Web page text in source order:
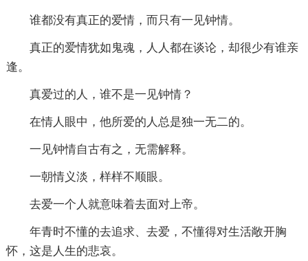
谁都没有真正的爱情，而只有一见钟情。
真正的爱情犹如鬼魂，人人都在谈论，却很少有谁亲
逢。
真爱过的人，谁不是一见钟情？
在情人眼中，他所爱的人总是独一无二的。
一见钟情自古有之，无需解释。
一朝情义淡，样样不顺眼。
去爱一个人就意味着去面对上帝。
年青时不懂的去追求、去爱，不懂得对生活敞开胸
怀，这是人生的悲哀。